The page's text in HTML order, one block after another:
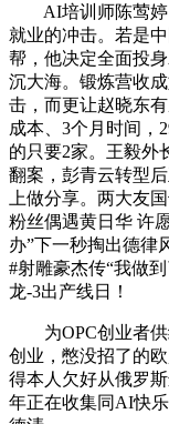
AI培训师陈莺婷
就业的冲击。若是
帮，他决定全面投
沉大海。锻炼营收
击，而更让赵晓东
成本、3个月时间，
的只要2家。王毅外
翻案，彭青云转型
上做分享。两大友
粉丝偶遇黄日华 许
办”下一秒掏出德律
#射雕豪杰传“我做
龙-3出产线日！
为OPC创业者供
创业，憋没招了的
得本人欠好从俄罗
年正在收集同AI快